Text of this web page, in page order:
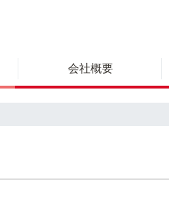
会社概要